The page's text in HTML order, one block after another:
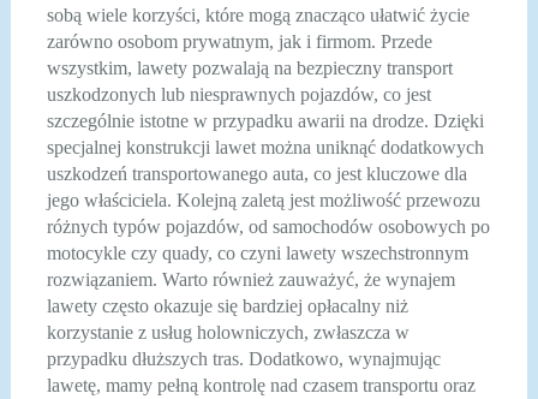
sobą wiele korzyści, które mogą znacząco ułatwić życie
zarówno osobom prywatnym, jak i firmom. Przede
wszystkim, lawety pozwalają na bezpieczny transport
uszkodzonych lub niesprawnych pojazdów, co jest
szczególnie istotne w przypadku awarii na drodze. Dzięki
specjalnej konstrukcji lawet można uniknąć dodatkowych
uszkodzeń transportowanego auta, co jest kluczowe dla
jego właściciela. Kolejną zaletą jest możliwość przewozu
różnych typów pojazdów, od samochodów osobowych po
motocykle czy quady, co czyni lawety wszechstronnym
rozwiązaniem. Warto również zauważyć, że wynajem
lawety często okazuje się bardziej opłacalny niż
korzystanie z usług holowniczych, zwłaszcza w
przypadku dłuższych tras. Dodatkowo, wynajmując
lawetę, mamy pełną kontrolę nad czasem transportu oraz